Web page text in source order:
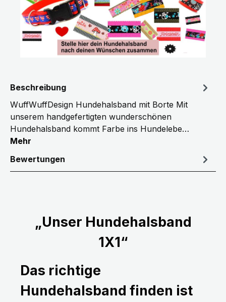
Beschreibung
WuffWuffDesign Hundehalsband mit Borte Mit
unserem handgefertigten wunderschönen
Hundehalsband kommt Farbe ins Hundelebe…
Mehr
Bewertungen
„Unser Hundehalsband
1X1“
Das richtige
Hundehalsband finden ist